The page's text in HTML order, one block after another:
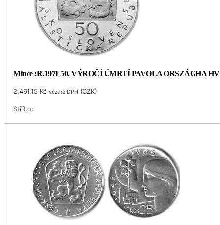
Mince :R.1971 50. VÝROČÍ ÚMRTÍ PAVOLA ORSZÁGHA
2,461.15 Kč včetně DPH (CZK)
Stříbro